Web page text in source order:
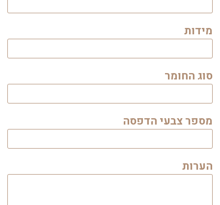
מידות
סוג החומר
מספר צבעי הדפסה
הערות